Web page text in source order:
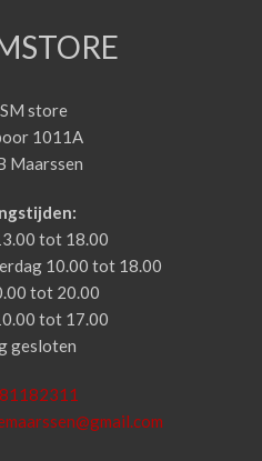
store
1011A
Maarssen
tot 18.00
10.00 tot 18.00
tot 20.00
tot 17.00
gesloten